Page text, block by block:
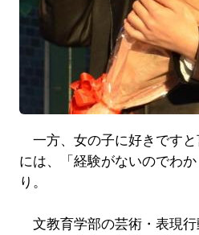
一方、女の子に好きですと
には、「経験がないのでわ
り。
文教育学部の芸術・表現行